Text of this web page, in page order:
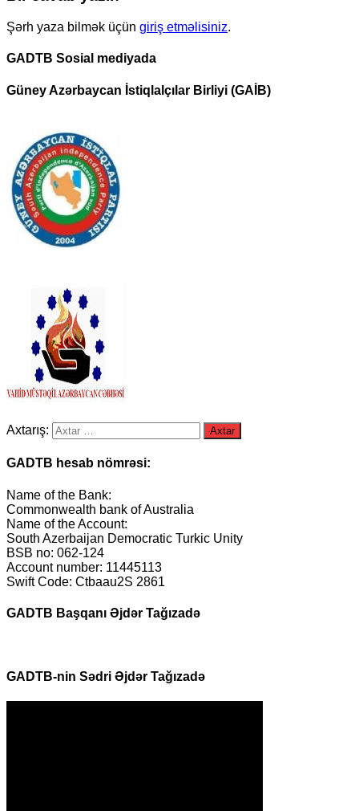
Şərh yaza bilmək üçün giriş etməlisiniz.
GADTB Sosial mediyada
Güney Azərbaycan İstiqlalçılar Birliyi (GAİB)
Axtarış:
GADTB hesab nömrəsi:
Name of the Bank:
Commonwealth bank of Australia
Name of the Account:
South Azerbaijan Democratic Turkic Unity
BSB no: 062-124
Account number: 11445113
Swift Code: Ctbaau2S 2861
GADTB Başqanı Əjdər Tağızadə
GADTB-nin Sədri Əjdər Tağızadə